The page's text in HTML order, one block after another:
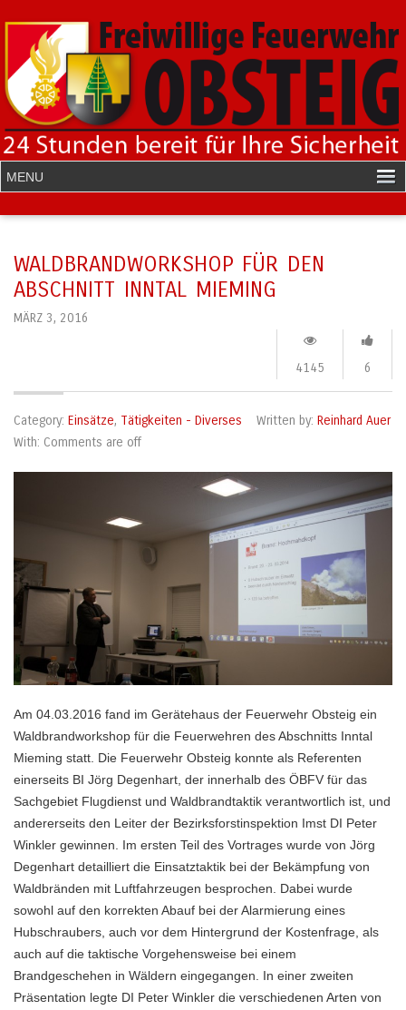
WALDBRANDWORKSHOP FÜR DEN
ABSCHNITT INNTAL MIEMING
MÄRZ 3, 2016
6
4145
Category: Einsätze, Tätigkeiten - Diverses Written by: Reinhard Auer
With: Comments are off
Am 04.03.2016 fand im Gerätehaus der Feuerwehr Obsteig ein
Waldbrandworkshop für die Feuerwehren des Abschnitts Inntal
Mieming statt. Die Feuerwehr Obsteig konnte als Referenten
einerseits BI Jörg Degenhart, der innerhalb des ÖBFV für das
Sachgebiet Flugdienst und Waldbrandtaktik verantwortlich ist, und
andererseits den Leiter der Bezirksforstinspektion Imst DI Peter
Winkler gewinnen. Im ersten Teil des Vortrages wurde von Jörg
Degenhart detailliert die Einsatztaktik bei der Bekämpfung von
Waldbränden mit Luftfahrzeugen besprochen. Dabei wurde
sowohl auf den korrekten Abauf bei der Alarmierung eines
Hubschraubers, auch vor dem Hintergrund der Kostenfrage, als
auch auf die taktische Vorgehensweise bei einem
Brandgeschehen in Wäldern eingegangen. In einer zweiten
Präsentation legte DI Peter Winkler die verschiedenen Arten von